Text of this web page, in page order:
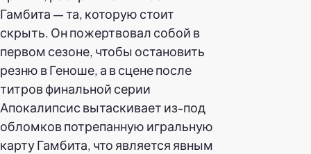
Гамбита — та, которую стоит
скрыть. Он пожертвовал собой в
первом сезоне, чтобы остановить
резню в Геноше, а в сцене после
титров финальной серии
Апокалипсис вытаскивает из-под
обломков потрепанную игральную
карту Гамбита, что является явным